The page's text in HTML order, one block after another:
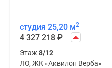
студия 25,20 м2
4 327 218 ₽
Этаж 8/12
ЛО, ЖК «Аквилон Верба»